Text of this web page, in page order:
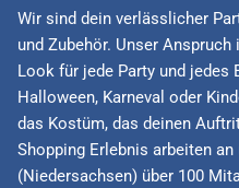
Wir sind dein verlässlicher
und Zubehör. Unser
Look für jede Party und jedes
Halloween, Karneval oder
das Kostüm, das deinen
Shopping Erlebnis arbeiten
(Niedersachsen) über 100